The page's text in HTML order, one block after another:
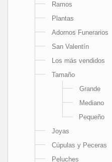
Ramos
Plantas
Adornos Funerarios
San Valentín
Los más vendidos
Tamaño
Grande
Mediano
Pequeño
Joyas
Cúpulas y Peceras
Peluches